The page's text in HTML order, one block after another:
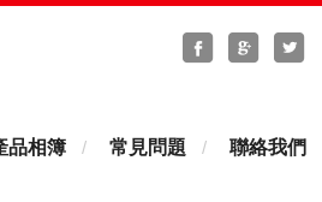
品相簿 常見問題 聯絡我們
分享至分享